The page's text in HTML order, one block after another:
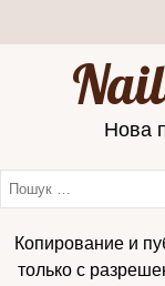
Нова
Копирование и
только с